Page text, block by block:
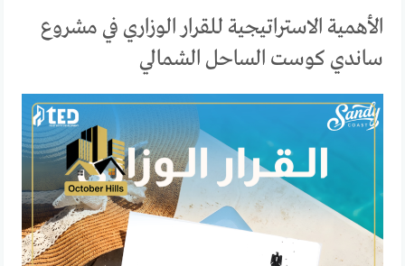
الأهمية الاستراتيجية للقرار الوزاري في مشروع
ساندي كوست الساحل الشمالي